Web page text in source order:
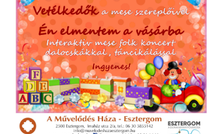
TAGJAINK
Klubok, közösségek
Fotográfiai Biennálé
Musical Akadémia JP
ELÉRHETŐSÉGEK
FACEBOOK